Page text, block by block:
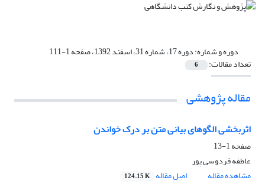
دوره و شماره:دوره 17، شماره 31، اسفند 1392، صفحه 1-111
تعداد مقالات: 6
مقاله پژوهشی
اثربخشی الگوهای بیانی متن بر درک خواندن
صفحه1-13
عاطفه فردوسی پور
مشاهده مقاله
اصل مقاله 124.15 K